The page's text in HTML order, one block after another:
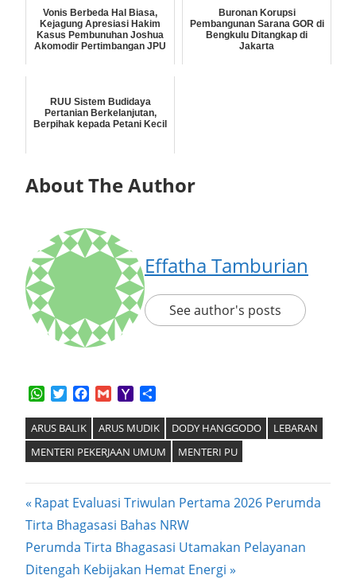
Vonis Berbeda Hal Biasa,
Kejagung Apresiasi Hakim
Kasus Pembunuhan Joshua
Akomodir Pertimbangan JPU
Buronan Korupsi
Pembangunan Sarana GOR di
Bengkulu Ditangkap di
Jakarta
RUU Sistem Budidaya
Pertanian Berkelanjutan,
Berpihak kepada Petani Kecil
About The Author
Effatha Tamburian
See author's posts
WhatsApp
TwitterFacebook
GmailYahoo
ARUS BALIK ARUS MUDIK DODY HANGGODO
LEBARAN
MENTERI PEKERJAAN UMUM
MENTERI PU
Post
navigation
Previous
Post:
Rapat Evaluasi Triwulan Pertama 2026 Perumda
Tirta Bhagasasi Bahas NRW
Next
Post:
Perumda Tirta Bhagasasi Utamakan Pelayanan
Ditengah Kebijakan Hemat Energi